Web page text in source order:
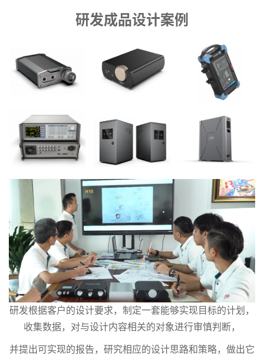
研发成品设计案例
研发根据客户的设计要求，制定一套能够实现目标的计划，
收集数据，对与设计内容相关的对象进行审慎判断，
并提出可实现的报告，研究相应的设计思路和策略，做出它